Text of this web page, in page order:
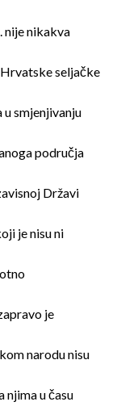
nije nikakva
seljačke
smjenjivanju
područja
Državi
je nisu ni
je
narodu nisu
njima u času